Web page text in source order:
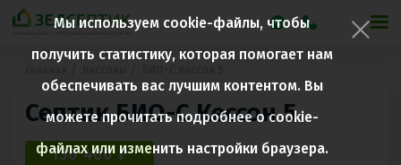
Септик БИО-С Кессон 5
136 400 ₽
Мы используем cookie-файлы, чтобы
получить статистику, которая помогает нам
обеспечивать вас лучшим контентом. Вы
можете прочитать подробнее о cookie-
файлах или изменить настройки браузера.